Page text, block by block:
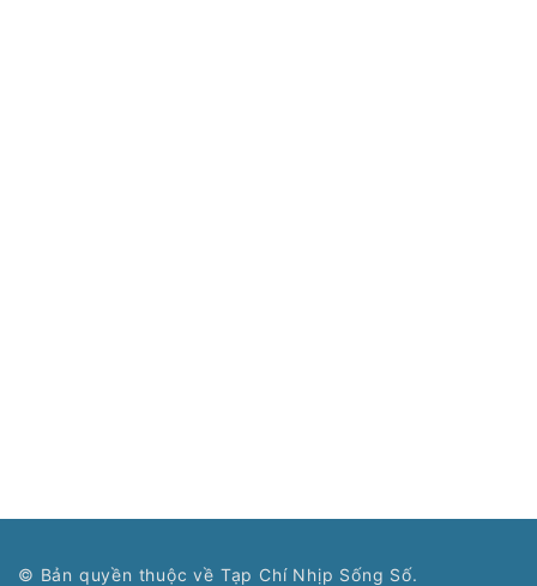
© Bản quyền thuộc về Tạp Chí Nhịp Sống Số.